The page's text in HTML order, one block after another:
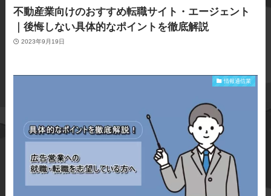
不動産業向けのおすすめ転職サイト・エージェント
｜後悔しない具体的なポイントを徹底解説
2023年9月19日
情報通信業